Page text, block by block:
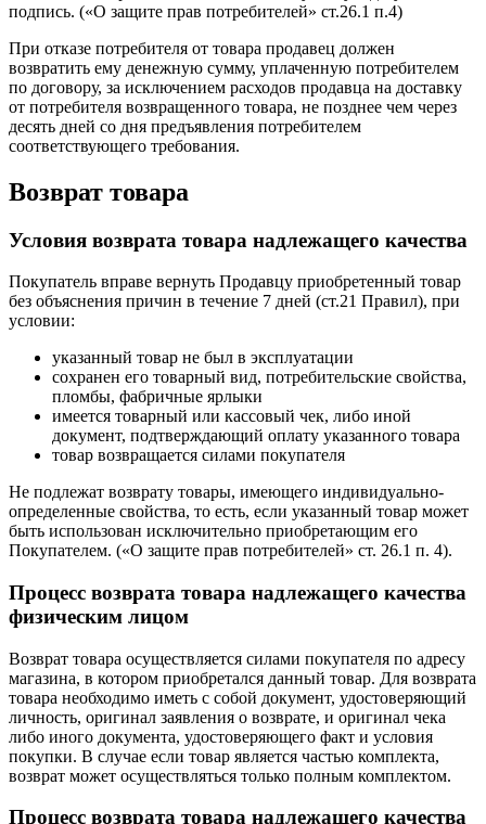
подпись. («О защите прав потребителей» ст.26.1 п.4)
При отказе потребителя от товара продавец должен
возвратить ему денежную сумму, уплаченную потребителем
по договору, за исключением расходов продавца на доставку
от потребителя возвращенного товара, не позднее чем через
десять дней со дня предъявления потребителем
соответствующего требования.
Возврат товара
Условия возврата товара надлежащего качества
Покупатель вправе вернуть Продавцу приобретенный товар
без объяснения причин в течение 7 дней (ст.21 Правил), при
условии:
указанный товар не был в эксплуатации
сохранен его товарный вид, потребительские свойства,
пломбы, фабричные ярлыки
имеется товарный или кассовый чек, либо иной
документ, подтверждающий оплату указанного товара
товар возвращается силами покупателя
Не подлежат возврату товары, имеющего индивидуально-
определенные свойства, то есть, если указанный товар может
быть использован исключительно приобретающим его
Покупателем. («О защите прав потребителей» ст. 26.1 п. 4).
Процесс возврата товара надлежащего качества
физическим лицом
Возврат товара осуществляется силами покупателя по адресу
магазина, в котором приобретался данный товар. Для возврата
товара необходимо иметь с собой документ, удостоверяющий
личность, оригинал заявления о возврате, и оригинал чека
либо иного документа, удостоверяющего факт и условия
покупки. В случае если товар является частью комплекта,
возврат может осуществляться только полным комплектом.
Процесс возврата товара надлежащего качества